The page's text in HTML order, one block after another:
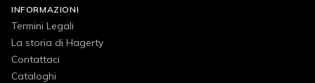
INFORMAZIONI
Termini Legali
La storia di Hagerty
Contattaci
Cataloghi